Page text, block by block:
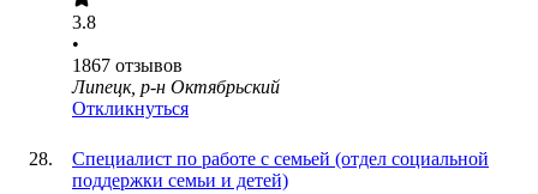
3.8
•
1867 отзывов
Липецк, р-н Октябрьский
Откликнуться
Специалист по работе с семьей (отдел социальной
поддержки семьи и детей)